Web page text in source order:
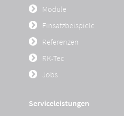
Module
Einsatzbeispiele
Referenzen
RK-Tec
Jobs
Serviceleistungen